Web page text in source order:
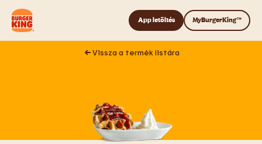
Tovább a tartalomhoz
App letöltés MyBurgerKing™
Vissza a termék listára